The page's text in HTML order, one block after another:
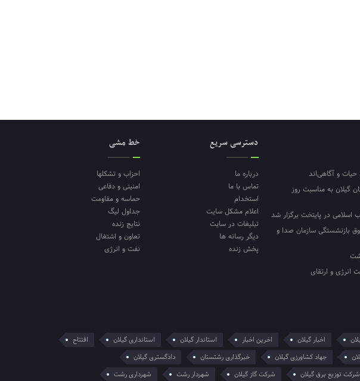
و آگاهی‌اند
گیلان به مناسبت روز
اسلامی در پایتخت برگزار شد
بازنشستگی سازمان صدا و
انرژی و ارتقای
دسترسی سریع
درباره ما
تماس با ما
استخدام
اعلام مشکل سایت
تبلیغات در سایت
دیگر رسانه ها
پخش زنده
خط مشی
احزاب و تشکلها
امنیتی و دفاعی
حماسه و مقاومت
جداول لیگ
نتایج زنده
تعاون و اشتغال
نفت و انرژی
اخبار گیلان اخرین اخبار استاندار گیلان استانداری گیلان
افتتاح
جهاد کشاورزی گیلان خبرگذاری رشتستان
دادگستری گیلان
شرکت توزیع برق گیلان شرکت گاز گیلان شهردار رشت شهرداری رشت